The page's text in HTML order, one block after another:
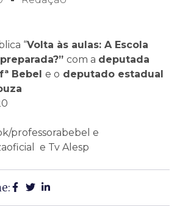
“Volta às aulas: A Escola
com a deputada
Bebel e o deputado estadual
professorabebel e
e Tv Alesp